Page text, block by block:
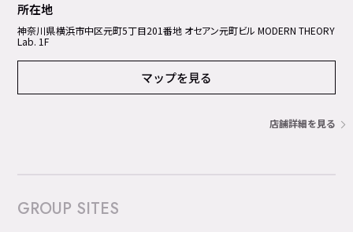
所在地
神奈川県横浜市中区元町5丁⽬201番地 オセアン元町ビル MODERN THEORY
Lab. 1F
マップを見る
店舗詳細を見る
GROUP SITES